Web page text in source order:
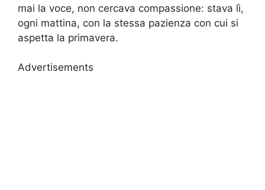
mai la voce, non cercava compassione: stava lì,
ogni mattina, con la stessa pazienza con cui si
aspetta la primavera.
Advertisements